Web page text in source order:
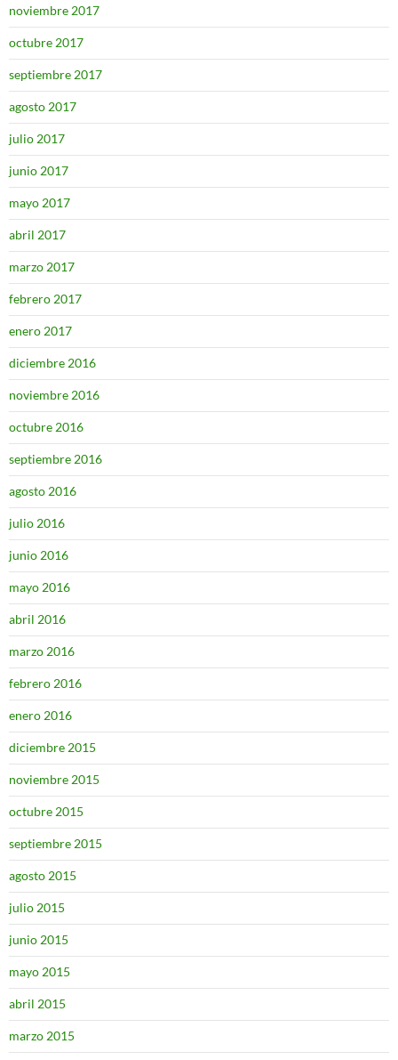
noviembre 2017
octubre 2017
septiembre 2017
agosto 2017
julio 2017
junio 2017
mayo 2017
abril 2017
marzo 2017
febrero 2017
enero 2017
diciembre 2016
noviembre 2016
octubre 2016
septiembre 2016
agosto 2016
julio 2016
junio 2016
mayo 2016
abril 2016
marzo 2016
febrero 2016
enero 2016
diciembre 2015
noviembre 2015
octubre 2015
septiembre 2015
agosto 2015
julio 2015
junio 2015
mayo 2015
abril 2015
marzo 2015